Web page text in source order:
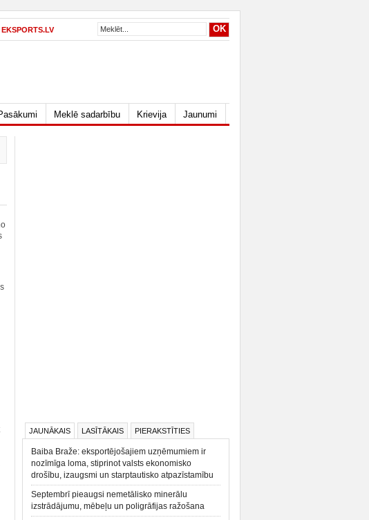
EKSPORTS.LV
Meklē sadarbību Krievija Jaunumi
JAUNĀKAIS LASĪTĀKAIS PIERAKSTĪTIES
Baiba Braže: eksportējošajiem uzņēmumiem ir
nozīmīga loma, stiprinot valsts ekonomisko
drošību, izaugsmi un starptautisko atpazīstamību
Septembrī pieaugsi nemetālisko minerālu
izstrādājumu, mēbeļu un poligrāfijas ražošana